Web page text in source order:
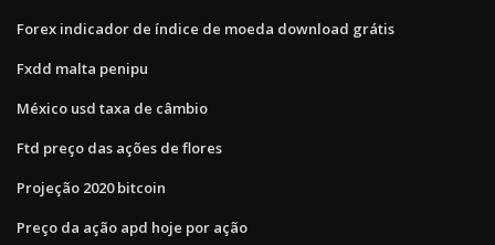
Forex indicador de índice de moeda download grátis
Fxdd malta penipu
México usd taxa de câmbio
Ftd preço das ações de flores
Projeção 2020 bitcoin
Preço da ação apd hoje por ação